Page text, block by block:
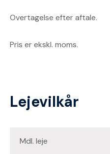
Overtagelse efter aftale.
Pris er ekskl. moms.
Lejevilkår
Mdl. leje